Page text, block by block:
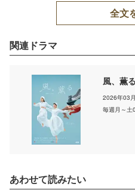
全文
関連ドラマ
風、薫る
2026年03
毎週月～土
あわせて読みたい